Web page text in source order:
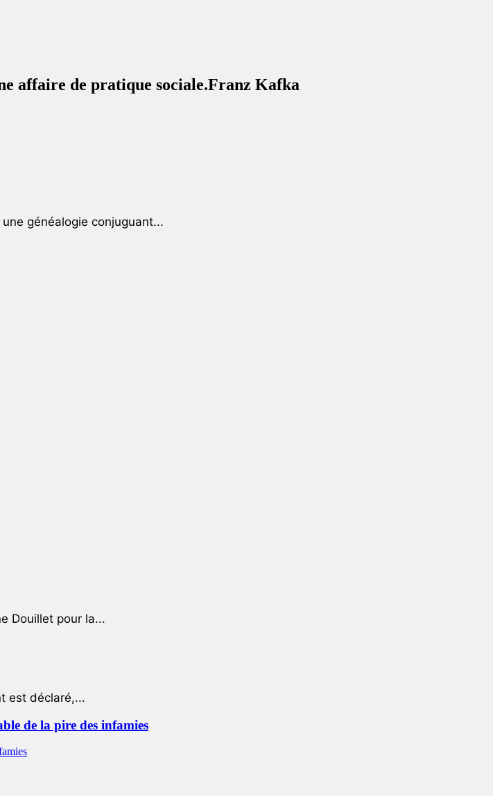
affaire de pratique sociale.Franz Kafka
généalogie conjuguant...
Douillet pour la...
est déclaré,...
de la pire des infamies